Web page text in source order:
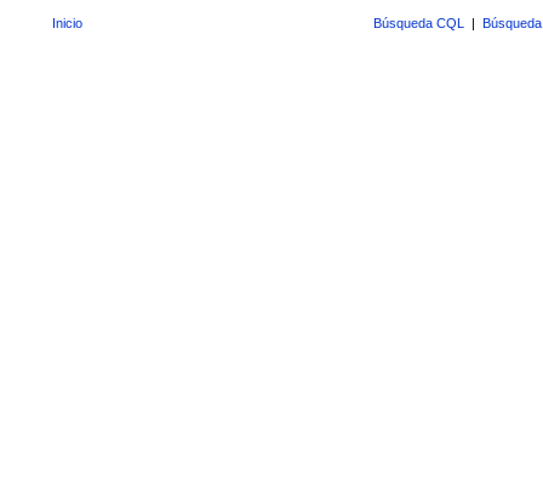
Inicio Búsqueda CQL